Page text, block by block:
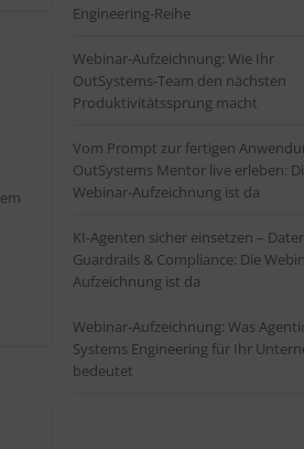
Engineering-Reihe
Webinar-Aufzeichnung: Wie Ihr
OutSystems-Team den nächsten
Produktivitätssprung macht
Vom Prompt zur fertigen
OutSystems Mentor live erleben:
Webinar-Aufzeichnung ist da
KI-Agenten sicher einsetzen –
Guardrails & Compliance: Die
Aufzeichnung ist da
Webinar-Aufzeichnung: Was
Systems Engineering für Ihr
bedeutet